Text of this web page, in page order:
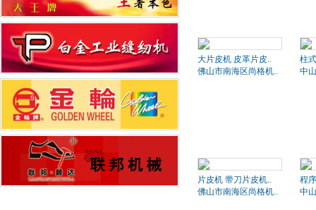
大片皮机 皮革片皮..
佛山市南海区尚格机..
柱
中
片皮机 带刀片皮机..
佛山市南海区尚格机..
程
中